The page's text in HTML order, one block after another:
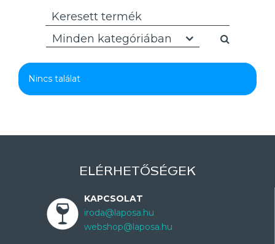
Minden kategóriában
Nincs találat
ELÉRHETŐSÉGEK
KAPCSOLAT
iroda@laposa.hu
webshop@laposa.hu